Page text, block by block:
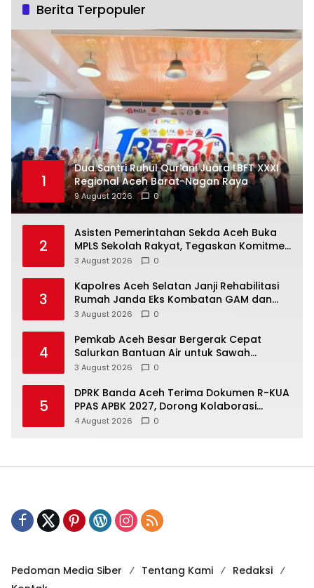
Berita Terpopuler
1
Dua Santri Ruhul Qur’ani Juara LBFT XXXI
Regional Aceh Barat-Nagan Raya
9 August 2026 0
2
Asisten Pemerintahan Sekda Aceh Buka
MPLS Sekolah Rakyat, Tegaskan Komitmen
Perluas Akses Pendidikan Berkualitas
3 August 2026 0
3
Kapolres Aceh Selatan Janji Rehabilitasi
Rumah Janda Eks Kombatan GAM dan
Bantu Modal UMKM
3 August 2026 0
4
Pemkab Aceh Besar Bergerak Cepat
Salurkan Bantuan Air untuk Sawah
Terdampak Kekeringan
3 August 2026 0
5
DPRK Banda Aceh Terima Dokumen R-KUA
PPAS APBK 2027, Dorong Kolaborasi
Bangun Kota
4 August 2026 0
Pedoman Media Siber Tentang Kami
Redaksi